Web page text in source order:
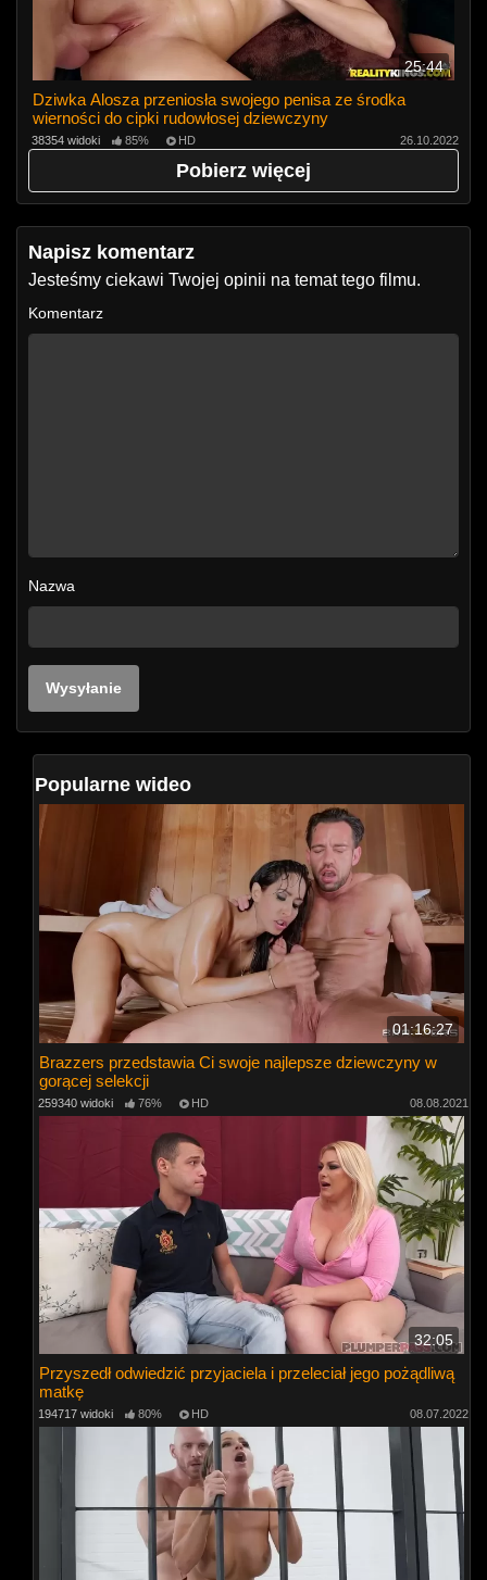
25:44
Dziwka Alosza przeniosła swojego penisa ze środka
wierności do cipki rudowłosej dziewczyny
38354 widoki 85% HD 26.10.2022
Pobierz więcej
Napisz komentarz
Jesteśmy ciekawi Twojej opinii na temat tego filmu.
Komentarz
Nazwa
Popularne wideo
01:16:27
Brazzers przedstawia Ci swoje najlepsze dziewczyny w
gorącej selekcji
259340 widoki 76% HD 08.08.2021
32:05
Przyszedł odwiedzić przyjaciela i przeleciał jego pożądliwą
matkę
194717 widoki 80% HD 08.07.2022